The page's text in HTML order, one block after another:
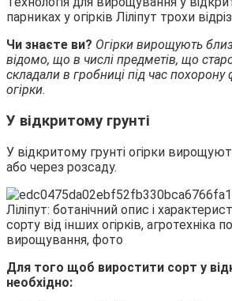
парниках у огірків Ліліпут трохи
Чи знаєте ви? Огірки вирощують
відомо, що в числі предметів, що
складали в гробниці під час похорону
огірки.
У відкритому грунті
У відкритому грунті огірки
або через розсаду.
Для того щоб виростити сорт у
необхідно: